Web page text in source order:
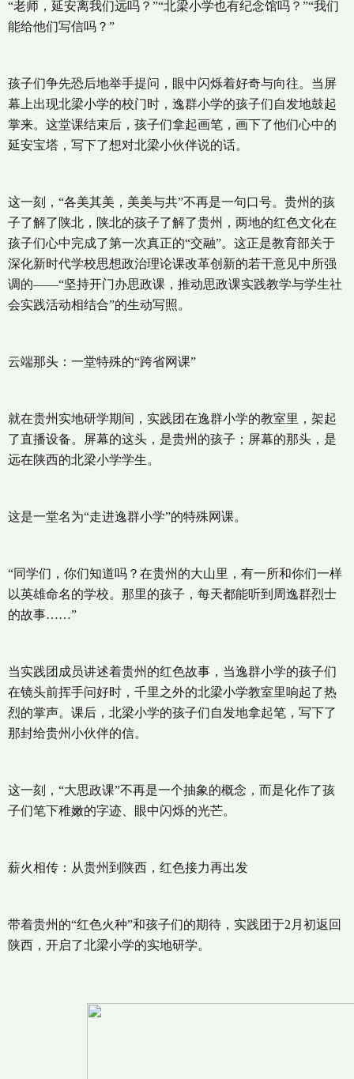
“老师，延安离我们远吗？”“北梁小学也有纪念馆吗？”“我们
能给他们写信吗？”
孩子们争先恐后地举手提问，眼中闪烁着好奇与向往。当屏
幕上出现北梁小学的校门时，逸群小学的孩子们自发地鼓起
掌来。这堂课结束后，孩子们拿起画笔，画下了他们心中的
延安宝塔，写下了想对北梁小伙伴说的话。
这一刻，“各美其美，美美与共”不再是一句口号。贵州的孩
子了解了陕北，陕北的孩子了解了贵州，两地的红色文化在
孩子们心中完成了第一次真正的“交融”。这正是教育部关于
深化新时代学校思想政治理论课改革创新的若干意见中所强
调的——“坚持开门办思政课，推动思政课实践教学与学生社
会实践活动相结合”的生动写照。
云端那头：一堂特殊的“跨省网课”
就在贵州实地研学期间，实践团在逸群小学的教室里，架起
了直播设备。屏幕的这头，是贵州的孩子；屏幕的那头，是
远在陕西的北梁小学学生。
这是一堂名为“走进逸群小学”的特殊网课。
“同学们，你们知道吗？在贵州的大山里，有一所和你们一样
以英雄命名的学校。那里的孩子，每天都能听到周逸群烈士
的故事……”
当实践团成员讲述着贵州的红色故事，当逸群小学的孩子们
在镜头前挥手问好时，千里之外的北梁小学教室里响起了热
烈的掌声。课后，北梁小学的孩子们自发地拿起笔，写下了
那封给贵州小伙伴的信。
这一刻，“大思政课”不再是一个抽象的概念，而是化作了孩
子们笔下稚嫩的字迹、眼中闪烁的光芒。
薪火相传：从贵州到陕西，红色接力再出发
带着贵州的“红色火种”和孩子们的期待，实践团于2月初返回
陕西，开启了北梁小学的实地研学。